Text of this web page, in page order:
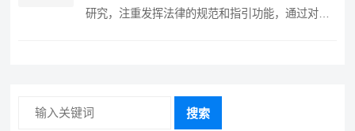
研究，注重发挥法律的规范和指引功能，通过对诉
搜索